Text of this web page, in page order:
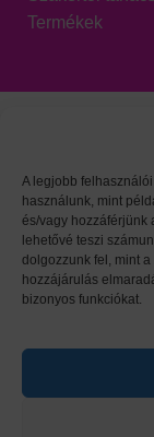
A legjobb
használunk, mint
és/vagy hozzáférjünk
lehetővé teszi
dolgozzunk fel, mint
hozzájárulás
bizonyos funkciókat.
Termékek
Viszonteladói